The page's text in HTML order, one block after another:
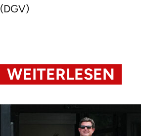
(DGV)
WEITERLESEN